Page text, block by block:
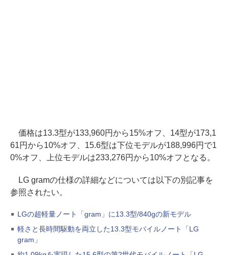
価格は13.3型が133,960円から15%オフ、14型が173,1
61円から10%オフ、15.6型は下位モデルが188,996円で1
0%オフ、上位モデルは233,276円から10%オフとなる。
LG gramの仕様の詳細などについては以下の別記事を
参照されたい。
LGの超軽量ノート「gram」に13.3型/840gの新モデル
軽さと長時間駆動を両立した13.3型モバイルノート「LG
gram」